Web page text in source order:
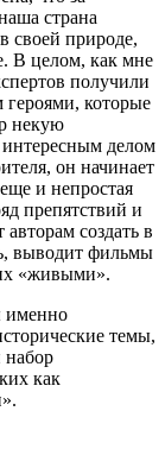
страна
своей природе,
В целом, как мне
получили
которые
некую
делом
он начинает
и непростая
препятствий и
создать в
выводит фильмы
«живыми».
именно
темы,
набор
как